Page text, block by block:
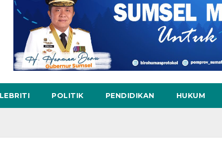
POLITIK PENDIDIKAN HUKUM